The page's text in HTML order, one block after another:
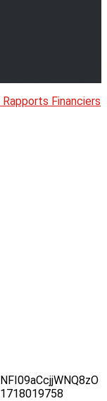
Rapports Financiers